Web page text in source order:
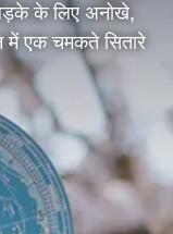
के लिए अनोखे,
में एक चमकते सितारे